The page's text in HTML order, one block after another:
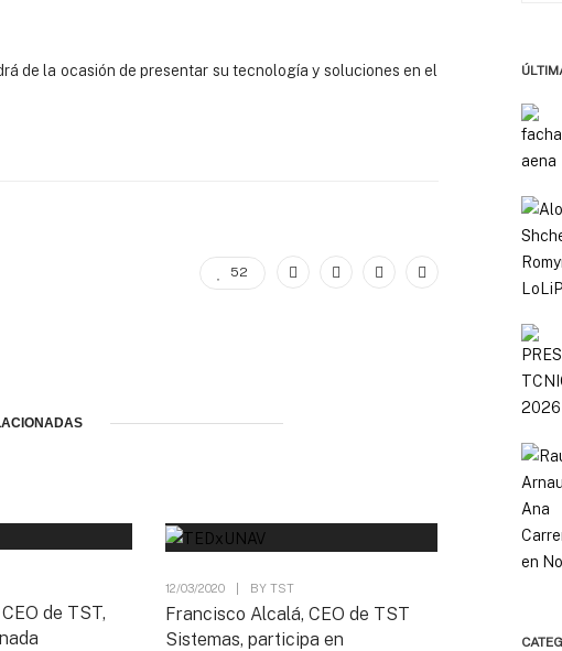
de la ocasión de presentar su tecnología y soluciones en el
52
de TST,
12/03/2020 BY TST
Francisco Alcalá, CEO de TST
Sistemas, participa en